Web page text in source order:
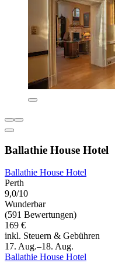
Ballathie House Hotel
Ballathie House Hotel
Perth
9,0/10
Wunderbar
(591 Bewertungen)
169 €
inkl. Steuern & Gebühren
17. Aug.–18. Aug.
Ballathie House Hotel